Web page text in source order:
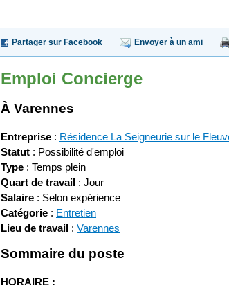
Partager sur Facebook Envoyer à un ami
Emploi Concierge
À Varennes
Entreprise : Résidence La Seigneurie sur le
Statut : Possibilité d'emploi
Type : Temps plein
Quart de travail : Jour
Salaire : Selon expérience
Catégorie : Entretien
Lieu de travail : Varennes
Sommaire du poste
HORAIRE :